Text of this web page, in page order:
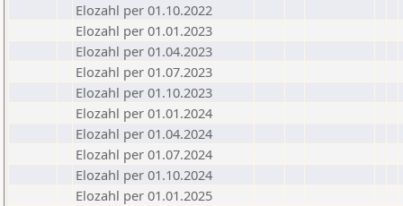
Elozahl per 01.10.2022
Elozahl per 01.01.2023
Elozahl per 01.04.2023
Elozahl per 01.07.2023
Elozahl per 01.10.2023
Elozahl per 01.01.2024
Elozahl per 01.04.2024
Elozahl per 01.07.2024
Elozahl per 01.10.2024
Elozahl per 01.01.2025